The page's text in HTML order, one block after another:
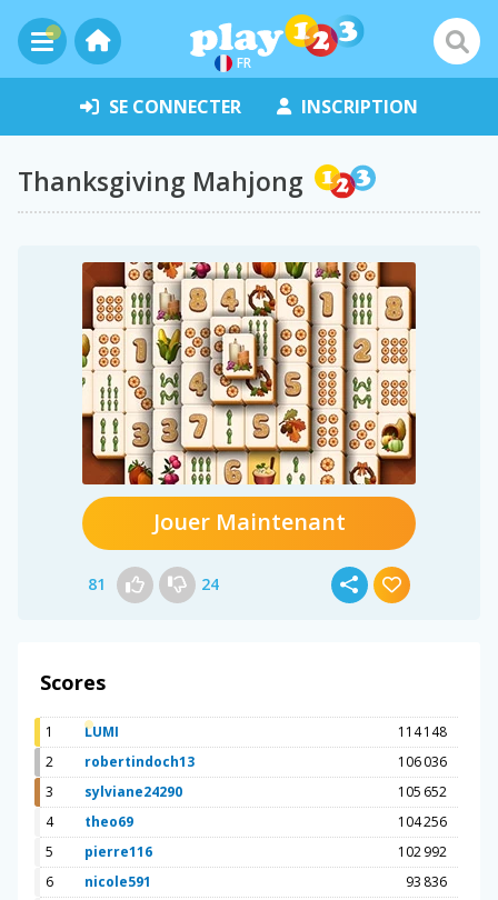
FR
SE CONNECTER INSCRIPTION
Thanksgiving Mahjong
Jouer Maintenant
81 24
Scores
1 LUMI
114 148
2
robertindoch13
106 036
3
sylviane24290
105 652
4
theo69
104 256
5
pierre116
102 992
6
nicole591
93 836